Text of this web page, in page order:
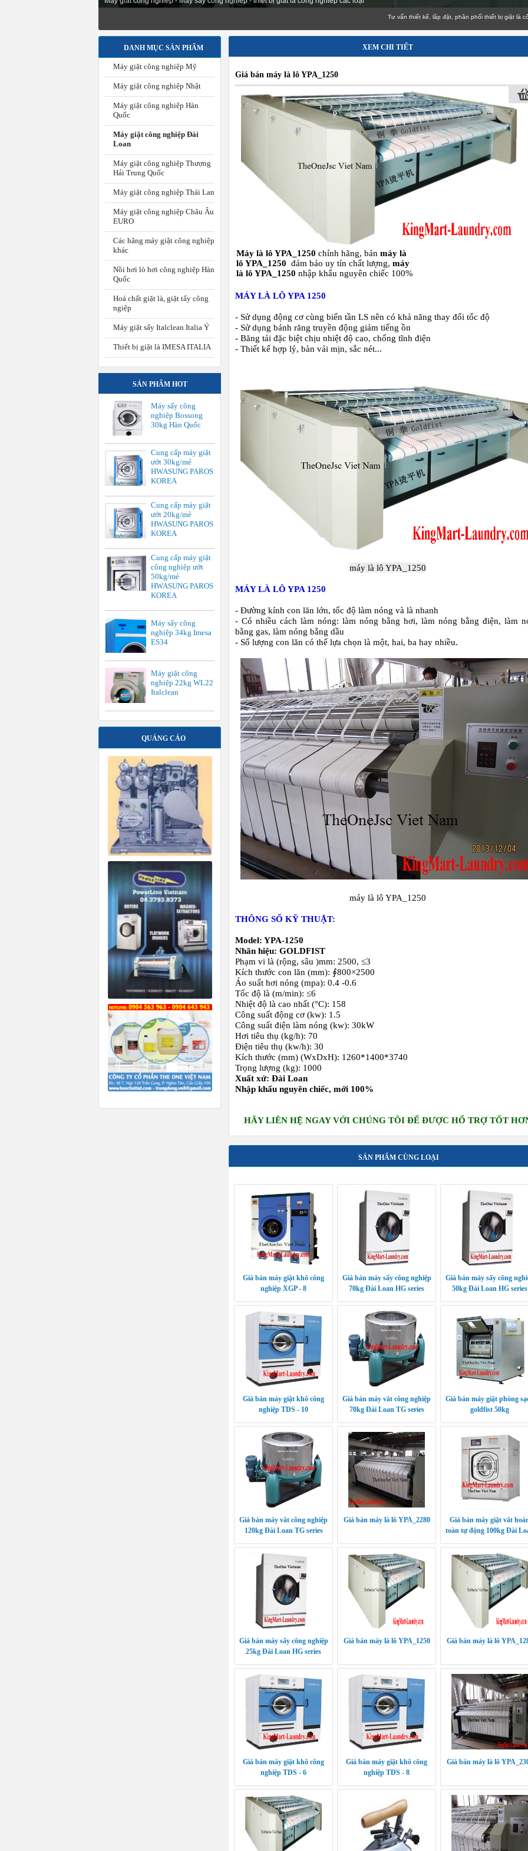
Tư vấn thiết kế, lắp đặt, phân phối thiết bị giặt là công
DANH MỤC SẢN PHẨM
Máy giặt công nghiệp Mỹ
Máy giặt công nghiệp Nhật
Máy giặt công nghiệp Hàn
Quốc
Máy giặt công nghiệp Đài
Loan
Máy giặt công nghiệp Thượng
Hải Trung Quốc
Máy giặt công nghiệp Thái Lan
Máy giặt công nghiệp Châu Âu
EURO
Các hãng máy giặt công nghiệp
khác
Nồi hơi lò hơi công nghiệp Hàn
Quốc
Hoá chất giặt là, giặt tẩy công
ngiệp
Máy giặt sấy Italclean Italia Ý
Thiết bị giặt là IMESA ITALIA
SẢN PHẨM HOT
Máy sấy công
nghiệp Bossong
30kg Hàn Quốc
Cung cấp máy giặt
ướt 30kg/mẻ
HWASUNG PAROS
KOREA
Cung cấp máy giặt
ướt 20kg/mẻ
HWASUNG PAROS
KOREA
Cung cấp máy giặt
công nghiệp ướt
50kg/mẻ
HWASUNG PAROS
KOREA
Máy sấy công
nghiệp 34kg Imesa
ES34
Máy giặt công
nghiệp 22kg WL22
Italclean
QUẢNG CÁO
XEM CHI TIẾT
Giá bán máy là lô YPA_1250
Máy là lô YPA_1250 chính hãng, bán máy là
lô YPA_1250 đảm bảo uy tín chất lượng, máy
là lô YPA_1250 nhập khẩu nguyên chiếc 100%
MÁY LÀ LÔ YPA 1250
- Sử dụng động cơ cùng biến tần LS nên có khả năng thay đổi tốc độ
- Sử dụng bánh răng truyền động giảm tiếng ồn
- Băng tải đặc biệt chịu nhiệt độ cao, chống tĩnh điện
- Thiết kế hợp lý, bàn vải mịn, sắc nét...
máy là lô YPA_1250
MÁY LÀ LÔ YPA 1250
- Đường kính con lăn lớn, tốc độ làm nóng và là nhanh
- Có nhiều cách làm nóng: làm nóng bằng hơi, làm nóng bằng điện, làm
bằng gas, làm nóng bằng dầu
- Số lượng con lăn có thể lựa chọn là một, hai, ba hay nhiều.
máy là lô YPA_1250
THÔNG SỐ KỸ THUẬT:
Model: YPA-1250
Nhãn hiệu: GOLDFIST
Phạm vi là (rộng, sâu )mm: 2500, ≤3
Kích thước con lăn (mm): ∮800×2500
Áo suất hơi nóng (mpa): 0.4 -0.6
Tốc độ là (m/min): ≤6
Nhiệt độ là cao nhất (°C): 158
Công suất động cơ (kw): 1.5
Công suất điện làm nóng (kw): 30kW
Hơi tiêu thụ (kg/h): 70
Điện tiêu thụ (kw/h): 30
Kích thước (mm) (WxDxH): 1260*1400*3740
Trọng lượng (kg): 1000
Xuất xứ: Đài Loan
Nhập khẩu nguyên chiếc, mới 100%
HÃY LIÊN HỆ NGAY VỚI CHÚNG TÔI ĐỂ ĐƯỢC HỔ TRỢ TỐT
SẢN PHẨM CÙNG LOẠI
Giá bán máy giặt khô công
nghiệp XGP - 8
Giá bán máy sấy công nghiệp
70kg Đài Loan HG series
Giá bán máy sấy công
50kg Đài Loan HG series
Giá bán máy giặt khô công
nghiệp TDS - 10
Giá bán máy vắt công nghiệp
70kg Đài Loan TG series
Giá bán máy giặt phòng
goldfist 50kg
Giá bán máy vắt công nghiệp
120kg Đài Loan TG series
Giá bán máy là lô YPA_2280
Giá bán máy giặt vắt
toàn tự động 100kg Đài
Giá bán máy sấy công nghiệp
25kg Đài Loan HG series
Giá bán máy là lô YPA_1250 Giá bán máy là lô
Giá bán máy giặt khô công
nghiệp TDS - 6
Giá bán máy giặt khô công
nghiệp TDS - 8
Giá bán máy là lô